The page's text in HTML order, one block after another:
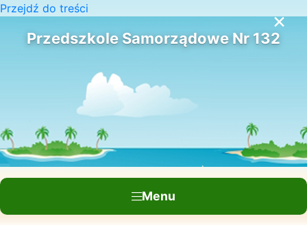
Przejdź do treści
Przedszkole Samorządowe Nr 132
Menu
×